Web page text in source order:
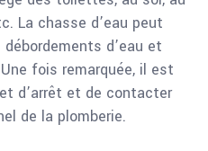
La chasse d’eau peut
d’eau et
fois remarquée, il est
d’arrêt et de contacter
de la plomberie.